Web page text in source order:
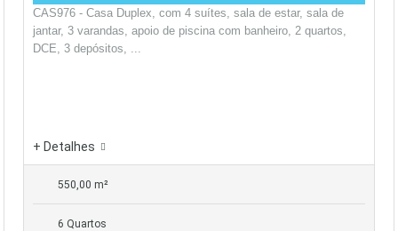
CAS976 - Casa Duplex, com 4 suítes, sala de estar, sala de
jantar, 3 varandas, apoio de piscina com banheiro, 2 quartos,
DCE, 3 depósitos, ...
+ Detalhes
550,00 m²
6 Quartos